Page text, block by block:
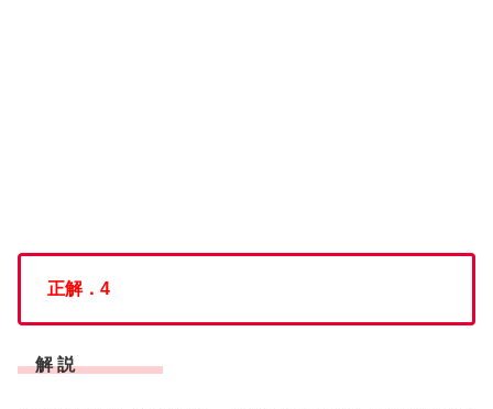
正解．4
解 説